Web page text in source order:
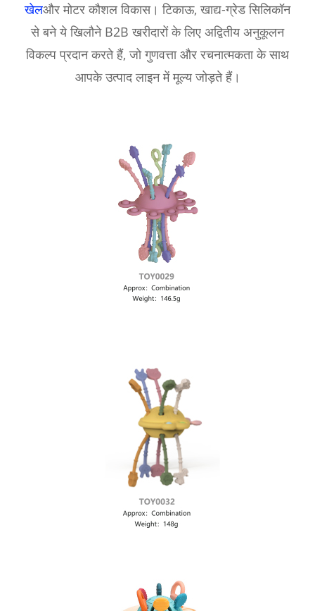
खेलऔर मोटर कौशल विकास। टिकाऊ, खाद्य-ग्रेड सिलिकॉन
से बने ये खिलौने B2B खरीदारों के लिए अद्वितीय अनुकूलन
विकल्प प्रदान करते हैं, जो गुणवत्ता और रचनात्मकता के साथ
आपके उत्पाद लाइन में मूल्य जोड़ते हैं।